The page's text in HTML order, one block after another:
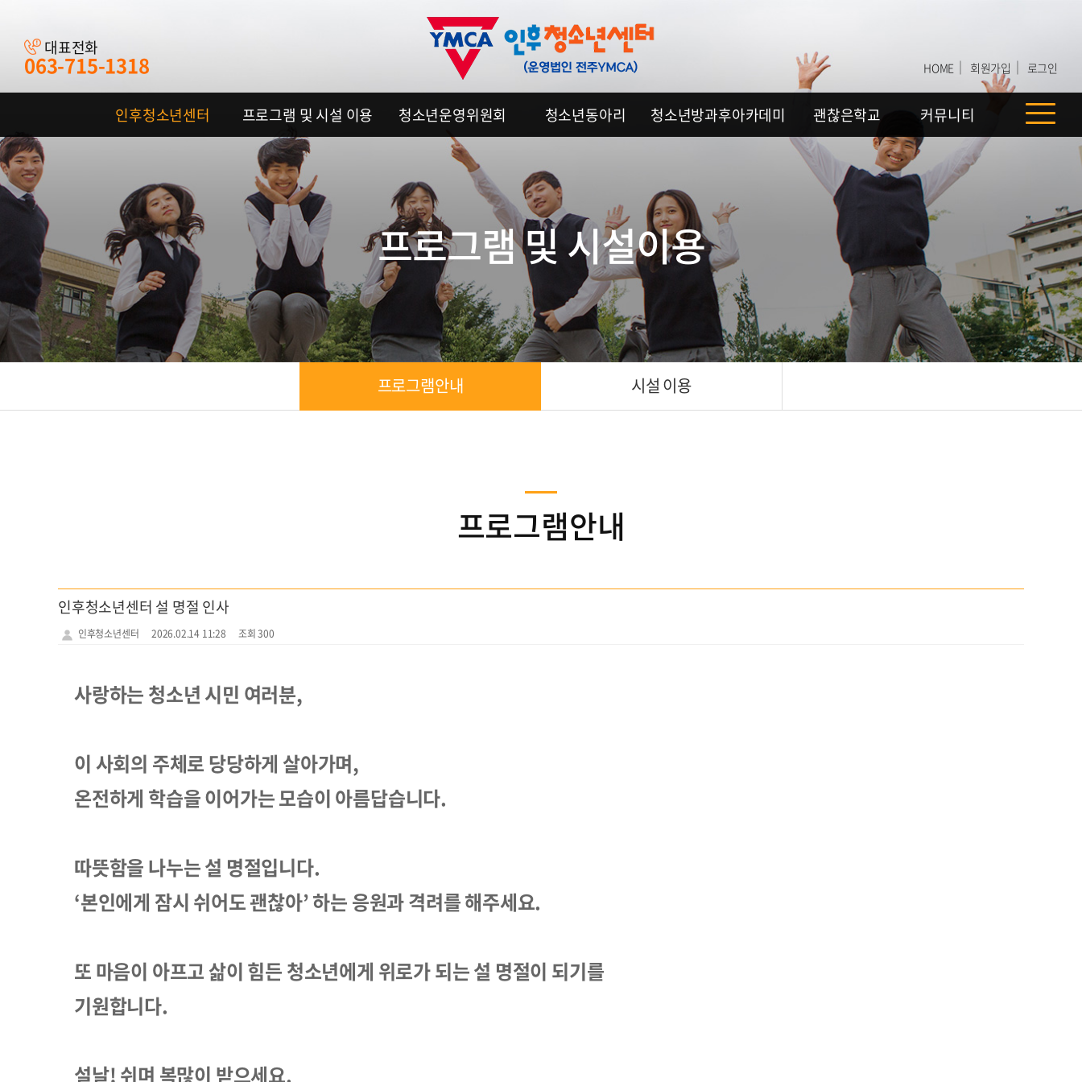
HOME ｜ 회원가입 ｜ 로그인
대표전화
063-715-1318
인후청소년센터 프로그램 및 시설 이용 청소년운영위원회 청소년동아리 청소년방과후아카데미 괜찮은학교 커뮤니티
프로그램 및 시설이용
프로그램안내 시설 이용
프로그램안내
인후청소년센터 설 명절 인사
인후청소년센터 2026.02.14 11:28 조회 300
사랑하는 청소년 시민 여러분,
이 사회의 주체로 당당하게 살아가며,
온전하게 학습을 이어가는 모습이 아름답습니다.
따뜻함을 나누는 설 명절입니다.
‘본인에게 잠시 쉬어도 괜찮아’ 하는 응원과 격려를 해주세요.
또 마음이 아프고 삶이 힘든 청소년에게 위로가 되는 설 명절이 되기를
기원합니다.
설날! 쉬며 복많이 받으세요.